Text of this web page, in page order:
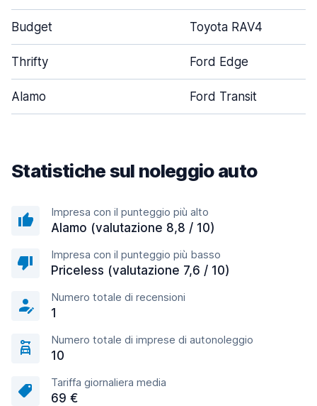
Budget Toyota RAV4
Thrifty Ford Edge
Alamo Ford Transit
Statistiche sul noleggio auto
Impresa con il punteggio più alto
Alamo (valutazione 8,8 / 10)
Impresa con il punteggio più basso
Priceless (valutazione 7,6 / 10)
Numero totale di recensioni
1
Numero totale di imprese di autonoleggio
10
Tariffa giornaliera media
69 €